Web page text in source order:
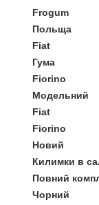
Frogum
Польща
Fiat
Гума
Fiorino
Модельний
Fiat
Fiorino
Новий
Килимки в
Повний
Чорний